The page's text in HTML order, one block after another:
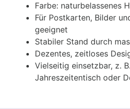
Farbe: naturbelassenes
Für Postkarten, Bilder
geeignet
Stabiler Stand durch
Dezentes, zeitloses
Vielseitig einsetzbar, z.
Jahreszeitentisch oder